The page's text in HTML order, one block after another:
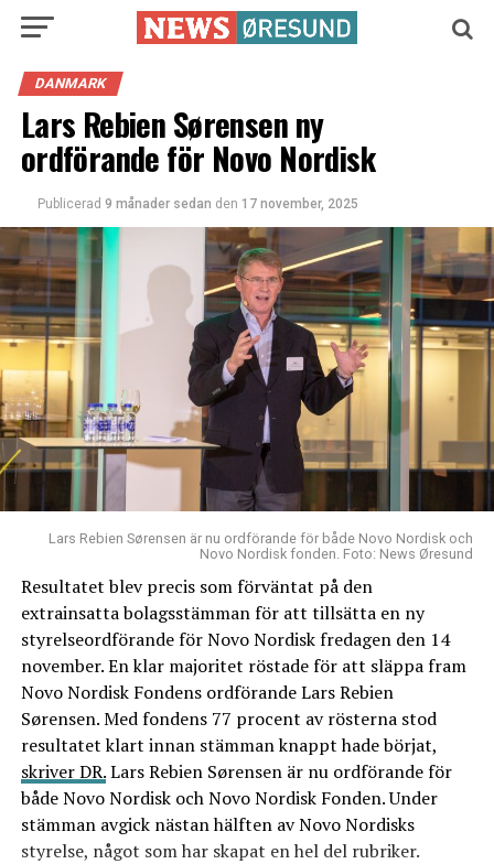
DANMARK
Lars Rebien Sørensen ny
ordförande för Novo Nordisk
Publicerad 9 månader sedan den 17 november, 2025
Lars Rebien Sørensen är nu ordförande för både Novo Nordisk och
Novo Nordisk fonden. Foto: News Øresund
Resultatet blev precis som förväntat på den
extrainsatta bolagsstämman för att tillsätta en ny
styrelseordförande för Novo Nordisk fredagen den 14
november. En klar majoritet röstade för att släppa fram
Novo Nordisk Fondens ordförande Lars Rebien
Sørensen. Med fondens 77 procent av rösterna stod
resultatet klart innan stämman knappt hade börjat,
skriver DR.Lars Rebien Sørensen är nu ordförande för
både Novo Nordisk och Novo Nordisk Fonden. Under
stämman avgick nästan hälften av Novo Nordisks
styrelse, något som har skapat en hel del rubriker.